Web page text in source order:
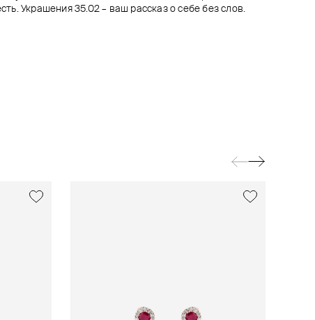
Украшения 35.02 – ваш рассказ о себе без слов.